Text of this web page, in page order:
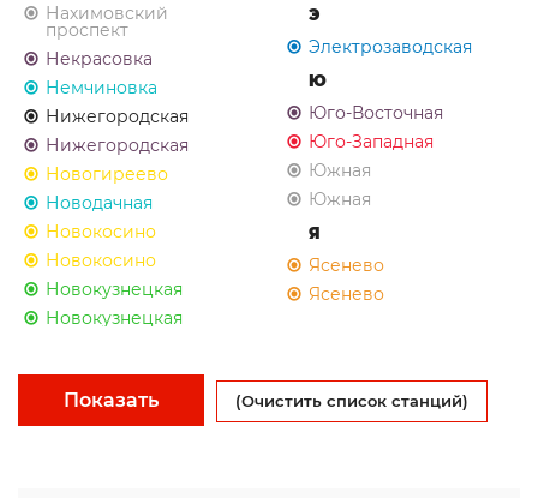
Нахимовский
проспект
Некрасовка
Немчиновка
Нижегородская
Нижегородская
Новогиреево
Новодачная
Новокосино
Новокосино
Новокузнецкая
Новокузнецкая
Э
Электрозаводская
Ю
Юго-Восточная
Юго-Западная
Южная
Южная
Я
Ясенево
Ясенево
Показать (Очистить список станций)